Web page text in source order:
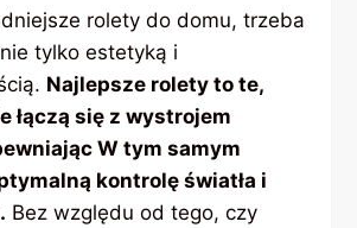
rolety do domu, trzeba
tylko estetyką i
Najlepsze rolety to te,
łączą się z wystrojem
W tym samym
kontrolę światła i
Bez względu od tego, czy